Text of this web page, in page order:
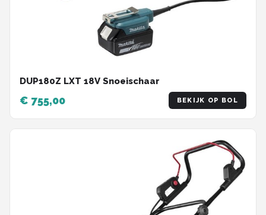
DUP180Z LXT 18V Snoeischaar
€ 755,00 BEKIJK OP BOL